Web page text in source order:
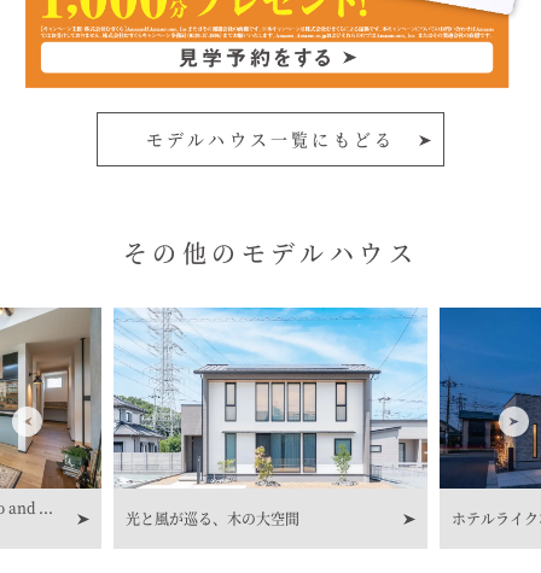
モデルハウス一覧にもどる
その他のモデルハウス
and ...
光と風が巡る、木の大空間 ホテルライ